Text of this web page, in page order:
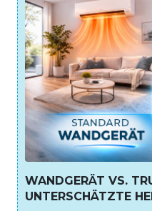
WANDGERÄT VS.
UNTERSCHÄTZTE